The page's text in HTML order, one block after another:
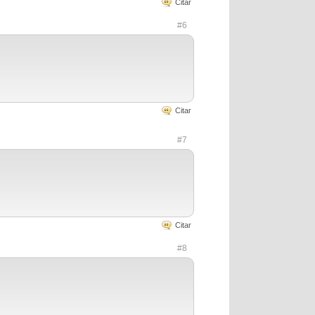
Citar
#6
Citar
#7
Citar
#8